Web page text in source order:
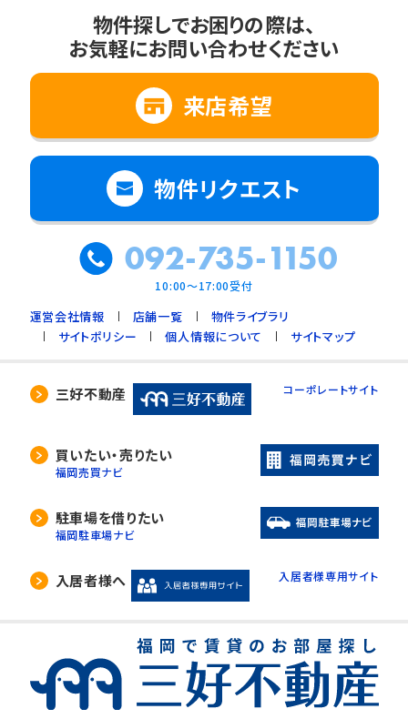
物件探しでお困りの際は、
お気軽にお問い合わせください
来店希望
物件リクエスト
092-735-1150
10:00～17:00受付
運営会社情報 店舗一覧
物件ライブラリ
サイトポリシー
個人情報について サイトマップ
三好不動産 コーポレートサイト
買いたい・売りたい
福岡売買ナビ
駐車場を借りたい
福岡駐車場ナビ
入居者様へ 入居者様専用サイト